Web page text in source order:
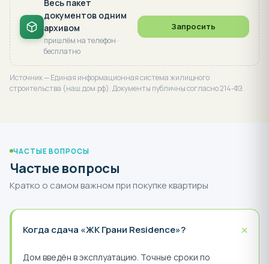
Весь пакет
документов одним
архивом
пришлём на телефон ·
бесплатно
Запросить
Источник — Единая информационная система жилищного
строительства (наш.дом.рф). Документы публичны согласно 214-ФЗ.
ЧАСТЫЕ ВОПРОСЫ
Частые вопросы
Кратко о самом важном при покупке квартиры
Когда сдача «ЖК Грани Residence»? +
Дом введён в эксплуатацию. Точные сроки по